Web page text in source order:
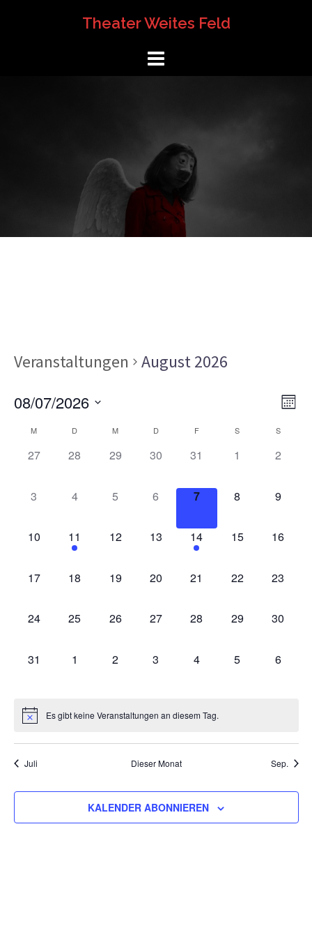
Theater Weites Feld
Veranstaltungen August 2026
08/07/2026
Kalender
von
M D M D F S S
0
27
0
28
0
29
0
30
0
31
0
1
0
2
0
3
0
4
0
5
0
6
0
7
0
8
0
9
0
VERANSTALTUNGEN,
10
1
VERANSTALTUNG,
11
0
VERANSTALTUNGEN,
12
0
VERANSTALTUNGEN,
13
1
VERANSTALTUNG,
14
0
15
0
16
0
17
0
18
0
19
0
20
0
21
0
22
0
23
0
24
0
25
0
26
0
27
0
28
0
29
0
30
0
31
0
1
0
2
0
3
0
4
0
5
0
6
Es gibt keine Veranstaltungen an diesem Tag.
Juli Dieser Monat Sep.
KALENDER ABONNIEREN